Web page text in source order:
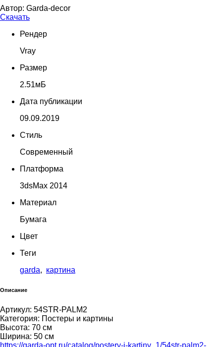
Автор: Garda-decor
Скачать
Рендер
Vray
Размер
2.51мБ
Дата публикации
09.09.2019
Стиль
Современный
Платформа
3dsMax 2014
Материал
Бумага
Цвет
Теги
garda, картина
Описание
Артикул: 54STR-PALM2
Категория: Постеры и картины
Высота: 70 см
Ширина: 50 см
https://garda-opt.ru/catalog/postery-i-kartiny_1/54str-palm2-